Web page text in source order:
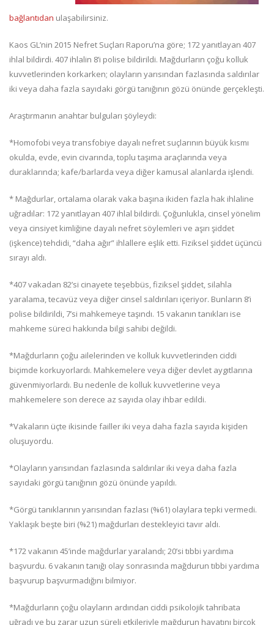
bağlantıdan ulaşabilirsiniz.
Kaos GL’nin 2015 Nefret Suçları Raporu’na göre; 172 yanıtlayan 407
ihlal bildirdi. 407 ihlalin 8’i polise bildirildi. Mağdurların çoğu kolluk
kuvvetlerinden korkarken; olayların yarısından fazlasında saldırılar
iki veya daha fazla sayıdaki görgü tanığının gözü önünde gerçekleşti.
Araştırmanın anahtar bulguları şöyleydi:
*Homofobi veya transfobiye dayalı nefret suçlarının büyük kısmı
okulda, evde, evin civarında, toplu taşıma araçlarında veya
duraklarında; kafe/barlarda veya diğer kamusal alanlarda işlendi.
* Mağdurlar, ortalama olarak vaka başına ikiden fazla hak ihlaline
uğradılar: 172 yanıtlayan 407 ihlal bildirdi. Çoğunlukla, cinsel yönelim
veya cinsiyet kimliğine dayalı nefret söylemleri ve aşırı şiddet
(işkence) tehdidi, “daha ağır” ihlallere eşlik etti. Fiziksel şiddet üçüncü
sırayı aldı.
*407 vakadan 82’si cinayete teşebbüs, fiziksel şiddet, silahla
yaralama, tecavüz veya diğer cinsel saldırıları içeriyor. Bunların 8’i
polise bildirildi, 7’si mahkemeye taşındı. 15 vakanın tanıkları ise
mahkeme süreci hakkında bilgi sahibi değildi.
*Mağdurların çoğu ailelerinden ve kolluk kuvvetlerinden ciddi
biçimde korkuyorlardı. Mahkemelere veya diğer devlet aygıtlarına
güvenmiyorlardı. Bu nedenle de kolluk kuvvetlerine veya
mahkemelere son derece az sayıda olay ihbar edildi.
*Vakaların üçte ikisinde failler iki veya daha fazla sayıda kişiden
oluşuyordu.
*Olayların yarısından fazlasında saldırılar iki veya daha fazla
sayıdaki görgü tanığının gözü önünde yapıldı.
*Görgü tanıklarının yarısından fazlası (%61) olaylara tepki vermedi.
Yaklaşık beşte biri (%21) mağdurları destekleyici tavır aldı.
*172 vakanın 45’inde mağdurlar yaralandı; 20’si tıbbi yardıma
başvurdu. 6 vakanın tanığı olay sonrasında mağdurun tıbbi yardıma
başvurup başvurmadığını bilmiyor.
*Mağdurların çoğu olayların ardından ciddi psikolojik tahribata
uğradı ve bu zarar uzun süreli etkileriyle mağdurun hayatını birçok